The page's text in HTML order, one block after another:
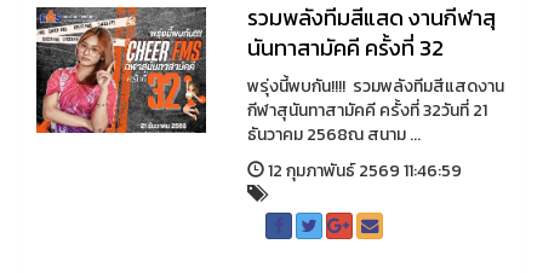
รวมพลังทีมสีแสด งานกีฬาสุ
นันทาสามัคคี ครั้งที่ 32
พรุ่งนี้พบกัน!!!! รวมพลังทีมสีแสดงาน
กีฬาสุนันทาสามัคคี ครั้งที่ 32วันที่ 21
ธันวาคม 2568ณ สนาม ...
12 กุมภาพันธ์ 2569 11:46:59